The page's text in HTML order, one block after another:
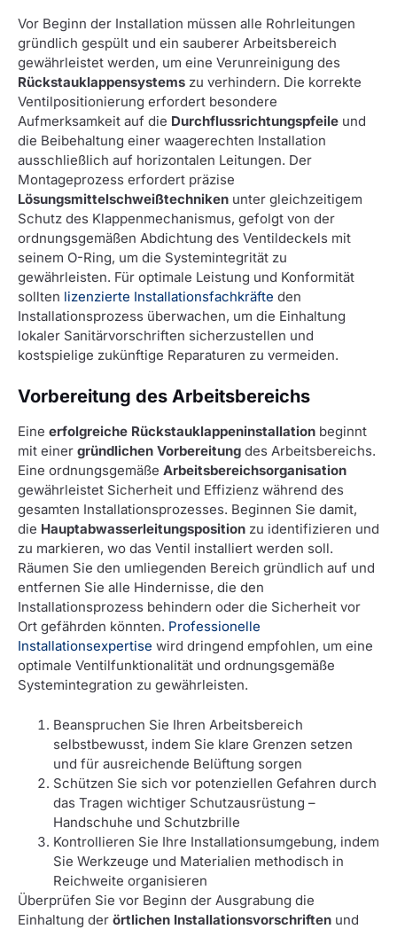
Vor Beginn der Installation müssen alle Rohrleitungen
gründlich gespült und ein sauberer Arbeitsbereich
gewährleistet werden, um eine Verunreinigung des
Rückstauklappensystems zu verhindern. Die korrekte
Ventilpositionierung erfordert besondere
Aufmerksamkeit auf die Durchflussrichtungspfeile und
die Beibehaltung einer waagerechten Installation
ausschließlich auf horizontalen Leitungen. Der
Montageprozess erfordert präzise
Lösungsmittelschweißtechniken unter gleichzeitigem
Schutz des Klappenmechanismus, gefolgt von der
ordnungsgemäßen Abdichtung des Ventildeckels mit
seinem O-Ring, um die Systemintegrität zu
gewährleisten. Für optimale Leistung und Konformität
sollten lizenzierte Installationsfachkräfte den
Installationsprozess überwachen, um die Einhaltung
lokaler Sanitärvorschriften sicherzustellen und
kostspielige zukünftige Reparaturen zu vermeiden.
Vorbereitung des Arbeitsbereichs
Eine erfolgreiche Rückstauklappeninstallation beginnt
mit einer gründlichen Vorbereitung des Arbeitsbereichs.
Eine ordnungsgemäße Arbeitsbereichsorganisation
gewährleistet Sicherheit und Effizienz während des
gesamten Installationsprozesses. Beginnen Sie damit,
die Hauptabwasserleitungsposition zu identifizieren und
zu markieren, wo das Ventil installiert werden soll.
Räumen Sie den umliegenden Bereich gründlich auf und
entfernen Sie alle Hindernisse, die den
Installationsprozess behindern oder die Sicherheit vor
Ort gefährden könnten. Professionelle
Installationsexpertise wird dringend empfohlen, um eine
optimale Ventilfunktionalität und ordnungsgemäße
Systemintegration zu gewährleisten.
Beanspruchen Sie Ihren Arbeitsbereich
selbstbewusst, indem Sie klare Grenzen setzen
und für ausreichende Belüftung sorgen
Schützen Sie sich vor potenziellen Gefahren durch
das Tragen wichtiger Schutzausrüstung –
Handschuhe und Schutzbrille
Kontrollieren Sie Ihre Installationsumgebung, indem
Sie Werkzeuge und Materialien methodisch in
Reichweite organisieren
Überprüfen Sie vor Beginn der Ausgrabung die
Einhaltung der örtlichen Installationsvorschriften und